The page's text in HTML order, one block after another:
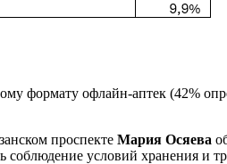
формату офлайн-аптек (42%
проспекте Мария Осяева
условий хранения и